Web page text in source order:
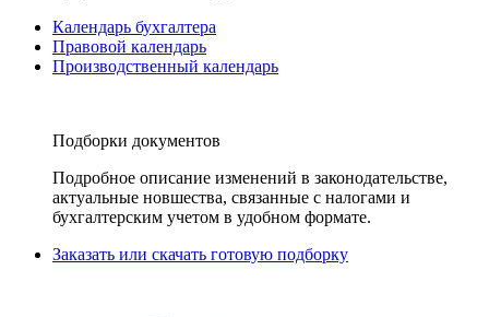
Календарь бухгалтера
Правовой календарь
Производственный календарь
Подборки документов
Подробное описание изменений в законодательстве,
актуальные новшества, связанные с налогами и
бухгалтерским учетом в удобном формате.
Заказать или скачать готовую подборку